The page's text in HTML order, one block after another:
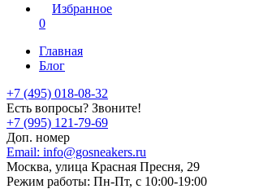
Избранное
0
Главная
Блог
+7 (495) 018-08-32
Есть вопросы? Звоните!
+7 (995) 121-79-69
Доп. номер
Email: info@gosneakers.ru
Москва, улица Красная Пресня, 29
Режим работы: Пн-Пт, с 10:00-19:00